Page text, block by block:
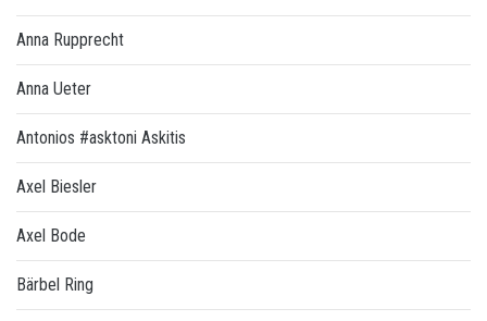
Anna Rupprecht
Anna Ueter
Antonios #asktoni Askitis
Axel Biesler
Axel Bode
Bärbel Ring